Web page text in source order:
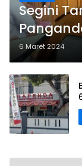
Segini
6 Maret 2024